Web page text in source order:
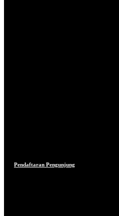
Pendaftaran Pengunjung